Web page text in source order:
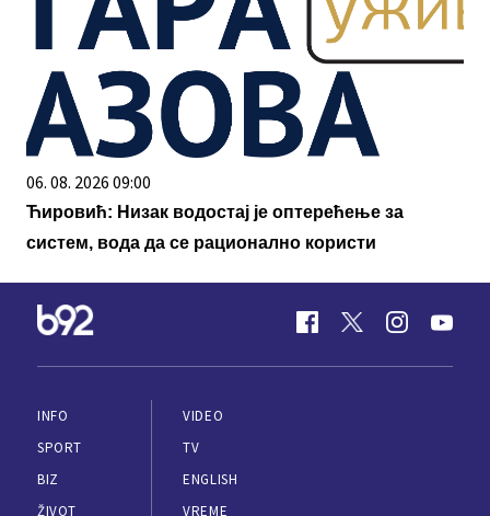
06. 08. 2026 09:00
Ћировић: Низак водостај је оптерећење за
систем, вода да се рационално користи
INFO
SPORT
BIZ
ŽIVOT
VIDEO
TV
ENGLISH
VREME